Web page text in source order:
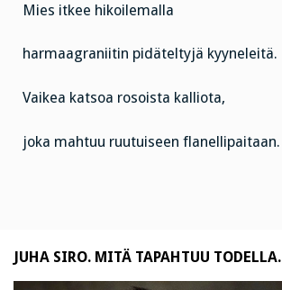
Mies itkee hikoilemalla
harmaagraniitin pidäteltyjä kyyneleitä.
Vaikea katsoa rosoista kalliota,
joka mahtuu ruutuiseen flanellipaitaan.
JUHA SIRO. MITÄ TAPAHTUU TODELLA.